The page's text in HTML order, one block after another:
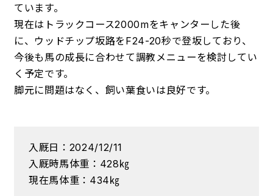
ています。
現在はトラックコース2000mをキャンターした後
に、ウッドチップ坂路をF24-20秒で登坂しており、
今後も馬の成長に合わせて調教メニューを検討してい
く予定です。
脚元に問題はなく、飼い葉食いは良好です。
入厩日：2024/12/11
入厩時馬体重：428㎏
現在馬体重：434㎏